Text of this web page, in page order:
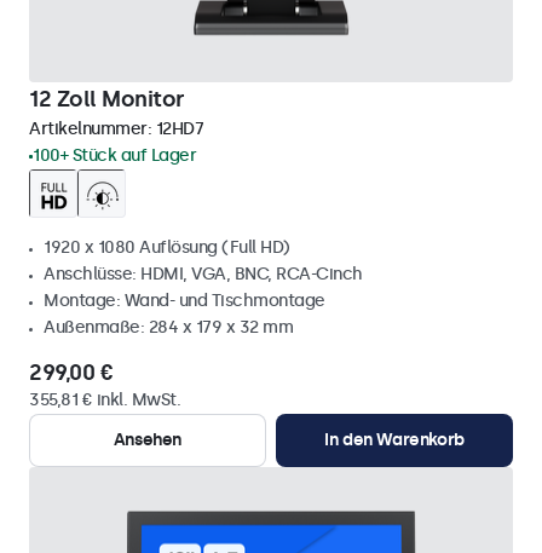
12 Zoll Monitor
Artikelnummer: 12HD7
100+ Stück auf Lager
1920 x 1080 Auflösung (Full HD)
Anschlüsse: HDMI, VGA, BNC, RCA-Cinch
Montage: Wand- und Tischmontage
Außenmaße: 284 x 179 x 32 mm
299,00 €
355,81 € inkl. MwSt.
Ansehen
In den Warenkorb